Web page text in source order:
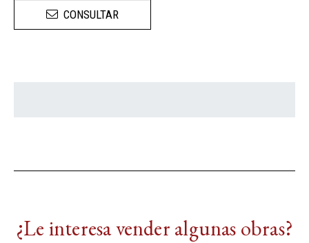
CONSULTAR
¿Le interesa vender algunas obras?